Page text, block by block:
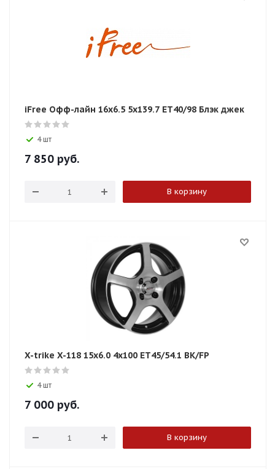
iFree Офф-лайн 16x6.5 5x139.7 ET40/98 Блэк джек
4 шт
7 850 руб.
В корзину
X-trike X-118 15x6.0 4x100 ET45/54.1 BK/FP
4 шт
7 000 руб.
В корзину